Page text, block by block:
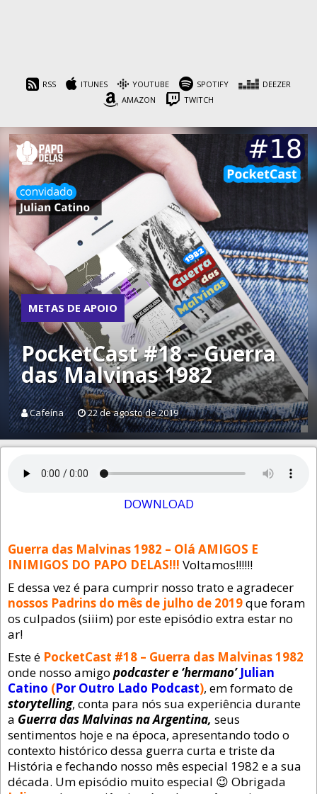
RSS ITUNES YOUTUBE SPOTIFY
DEEZER
AMAZON
TWITCH
METAS DE APOIO
PocketCast #18 – Guerra
das Malvinas 1982
Cafeína 22 de agosto de 2019
DOWNLOAD
Guerra das Malvinas 1982 – Olá AMIGOS E
INIMIGOS DO PAPO DELAS!!! Voltamos!!!!!!
E dessa vez é para cumprir nosso trato e agradecer
nossos Padrins do mês de julho de 2019que foram
os culpados (siiim) por este episódio extra estar no
ar!
Este é PocketCast #18 – Guerra das Malvinas 1982
onde nosso amigo podcaster e ‘hermano’ Julian
Catino (Por Outro Lado Podcast), em formato de
storytelling, conta para nós sua experiência durante
a Guerra das Malvinas na Argentina, seus
sentimentos hoje e na época, apresentando todo o
contexto histórico dessa guerra curta e triste da
História e fechando nosso mês especial 1982 e a sua
década. Um episódio muito especial 😉 Obrigada